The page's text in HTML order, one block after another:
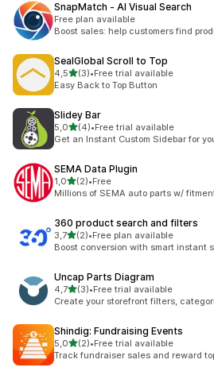
SnapMatch ‑ AI Visual Search
Free plan available
Boost sales: help customers find
SealGlobal Scroll to Top
4,55 yıldız üzerinden
(3)
toplam 3 değerlendirme
•Free trial available
Easy Back to Top Button
Slidey Bar
5,05 yıldız üzerinden
(4)
toplam 4 değerlendirme
•Free trial available
Get an Instant Custom Sidebar for
SEMA Data Plugin
1,05 yıldız üzerinden
(2)
toplam 2 değerlendirme
•Free
Millions of SEMA auto parts w/
360 product search and filters
3,75 yıldız üzerinden
(2)
toplam 2 değerlendirme
•Free plan available
Boost conversion with smart instant
Uncap Parts Diagram
4,75 yıldız üzerinden
(3)
toplam 3 değerlendirme
•Free trial available
Create your storefront filters,
Shindig: Fundraising Events
5,05 yıldız üzerinden
(2)
toplam 2 değerlendirme
•Free trial available
Track fundraiser sales and reward